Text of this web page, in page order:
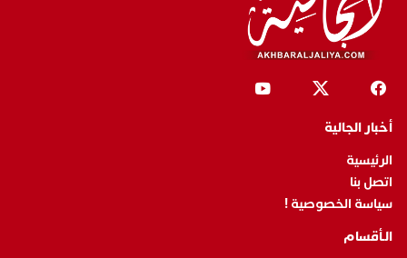
أخبار الجالية
الرئيسية
اتصل بنا
سياسة الخصوصية !
الـأقسام